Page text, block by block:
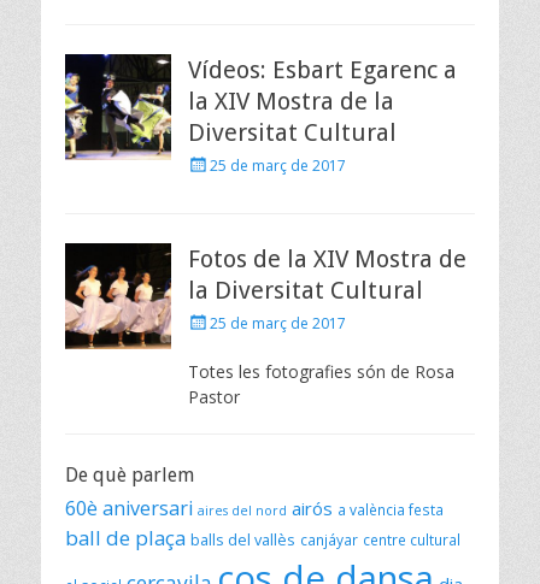
Vídeos: Esbart Egarenc a
la XIV Mostra de la
Diversitat Cultural
Posted
25 de març de 2017
Fotos de la XIV Mostra de
la Diversitat Cultural
Posted
25 de març de 2017
Totes les fotografies són de Rosa
Pastor
De què parlem
60è aniversari aires del nord airós a valència festa
ball de plaça balls del vallès canjáyar centre cultural